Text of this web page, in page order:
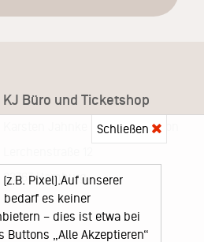
KJ Büro und Ticketshop
Karsten Jahnke Konzertdirektion
22767 Hamburg
Schließen
Pixel).Auf unserer
es keiner
– dies ist etwa bei
Buttons „Alle Akzeptieren“